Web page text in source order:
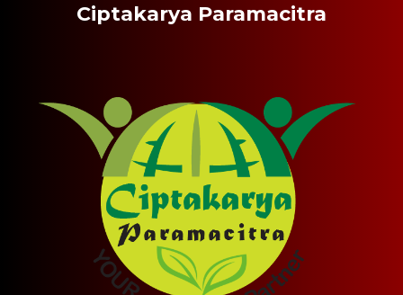
Ciptakarya Paramacitra